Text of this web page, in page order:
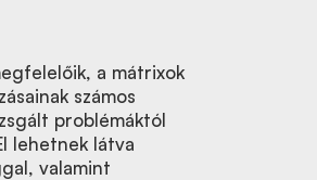
a mátrixok
számos
problémáktól
lehetnek látva
valamint